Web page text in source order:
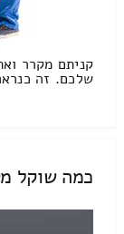
קניתם מקרר
שלכם. זה
כמה שוקל